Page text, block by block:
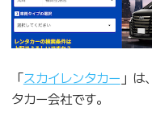
「スカイレンタカー 」は
タカー会社です。